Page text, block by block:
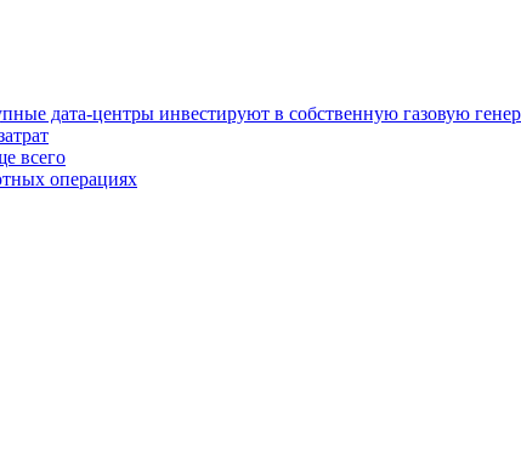
дата-центры инвестируют в собственную газовую
всего
операциях